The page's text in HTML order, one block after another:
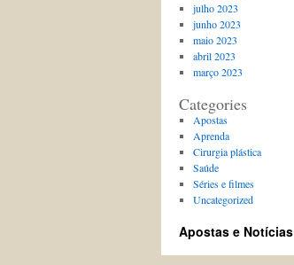
julho 2023
junho 2023
maio 2023
abril 2023
março 2023
Categories
Apostas
Aprenda
Cirurgia plástica
Saúde
Séries e filmes
Uncategorized
Apostas e Notícias